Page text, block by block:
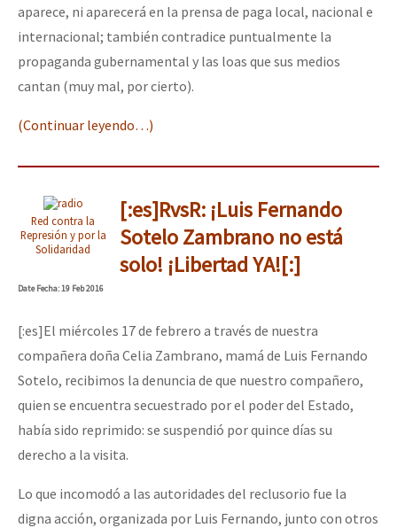
aparece, ni aparecerá en la prensa de paga local, nacional e
internacional; también contradice puntualmente la
propaganda gubernamental y las loas que sus medios
cantan (muy mal, por cierto).
(Continuar leyendo…)
Red contra la
Represión y por la
Solidaridad
[:es]RvsR: ¡Luis Fernando
Sotelo Zambrano no está
solo! ¡Libertad YA![:]
DateFecha: 19 Feb 2016
[:es]El miércoles 17 de febrero a través de nuestra
compañera doña Celia Zambrano, mamá de Luis Fernando
Sotelo, recibimos la denuncia de que nuestro compañero,
quien se encuentra secuestrado por el poder del Estado,
había sido reprimido: se suspendió por quince días su
derecho a la visita.
Lo que incomodó a las autoridades del reclusorio fue la
digna acción, organizada por Luis Fernando, junto con otros